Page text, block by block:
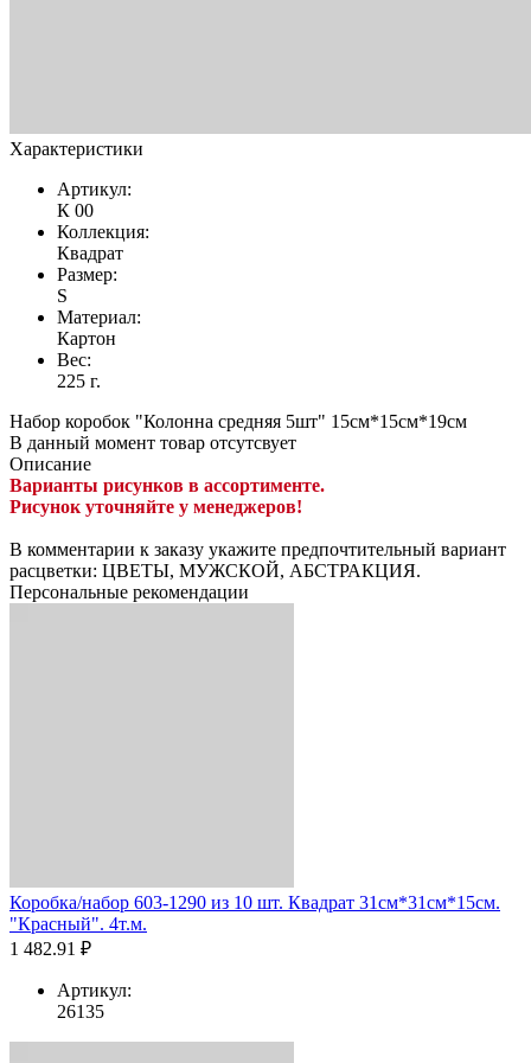
Характеристики
Артикул:
К 00
Коллекция:
Квадрат
Размер:
S
Материал:
Картон
Вес:
225 г.
Набор коробок "Колонна средняя 5шт" 15см*15см*19см
В данный момент товар отсутсвует
Описание
Варианты рисунков в ассортименте.
Рисунок уточняйте у менеджеров!
В комментарии к заказу укажите предпочтительный вариант
расцветки: ЦВЕТЫ, МУЖСКОЙ, АБСТРАКЦИЯ.
Персональные рекомендации
Коробка/набор 603-1290 из 10 шт. Квадрат 31см*31см*15см.
"Красный". 4т.м.
1 482.91 ₽
Артикул:
26135